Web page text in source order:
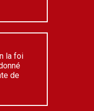
la foi
de